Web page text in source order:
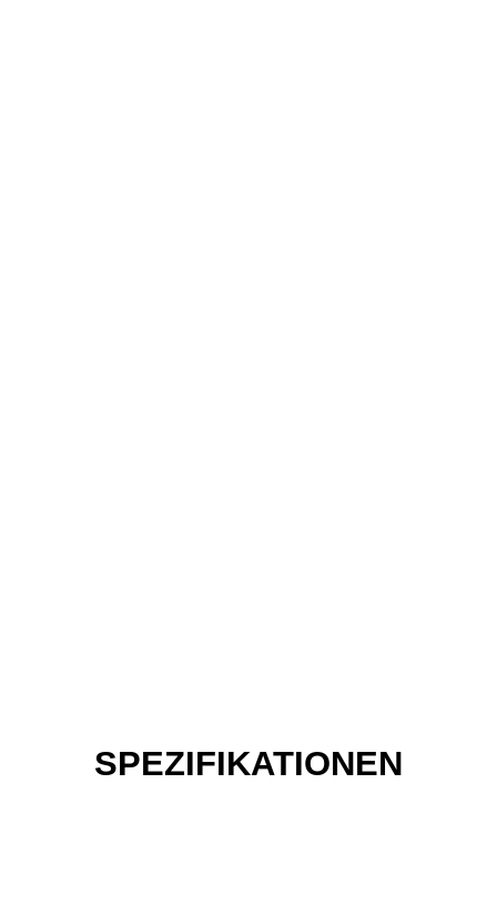
SPEZIFIKATIONEN